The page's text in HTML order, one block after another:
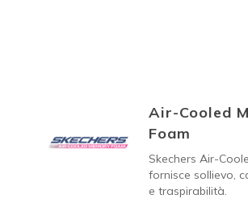
Air-Cooled
Foam
Skechers Air-
fornisce sollievo,
e traspirabilità.